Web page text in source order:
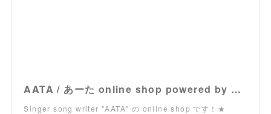
AATA / あーた online shop powered by BASE
Singer song writer "AATA" の online shop です！★